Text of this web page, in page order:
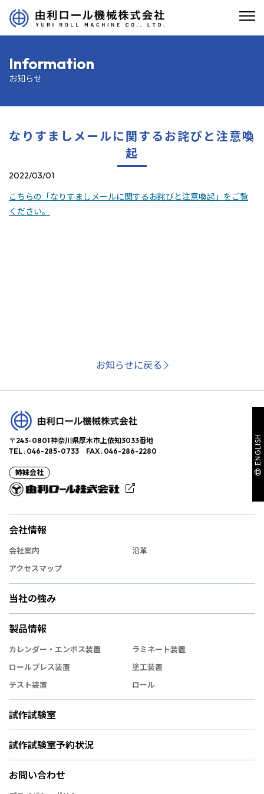
Information
お知らせ
なりすましメールに関するお詫びと注意喚
起
2022/03/01
こちらの「なりすましメールに関するお詫びと注意喚起」をご覧
ください。
お知らせに戻る
ENGLISH
〒243-0801 神奈川県厚木市上依知3033番地
TEL : 046-285-0733 FAX : 046-286-2280
姉妹会社
会社情報
会社案内
沿革
アクセスマップ
当社の強み
製品情報
カレンダー・エンボス装置
ラミネート装置
ロールプレス装置
塗工装置
テスト装置
ロール
試作試験室
試作試験室予約状況
お問い合わせ